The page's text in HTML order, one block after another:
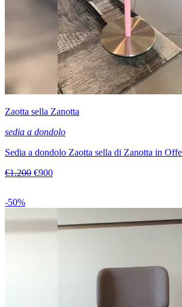
Zaotta sella Zanotta
sedia a dondolo
Sedia a dondolo Zaotta sella di Zanotta in
€1.200 €900
-50%